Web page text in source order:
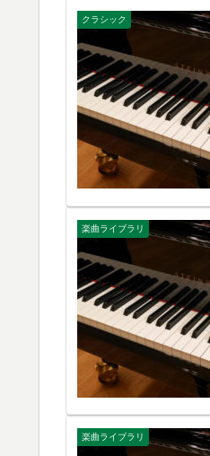
クラシック
楽曲ライブラリ
楽曲ライブラリ